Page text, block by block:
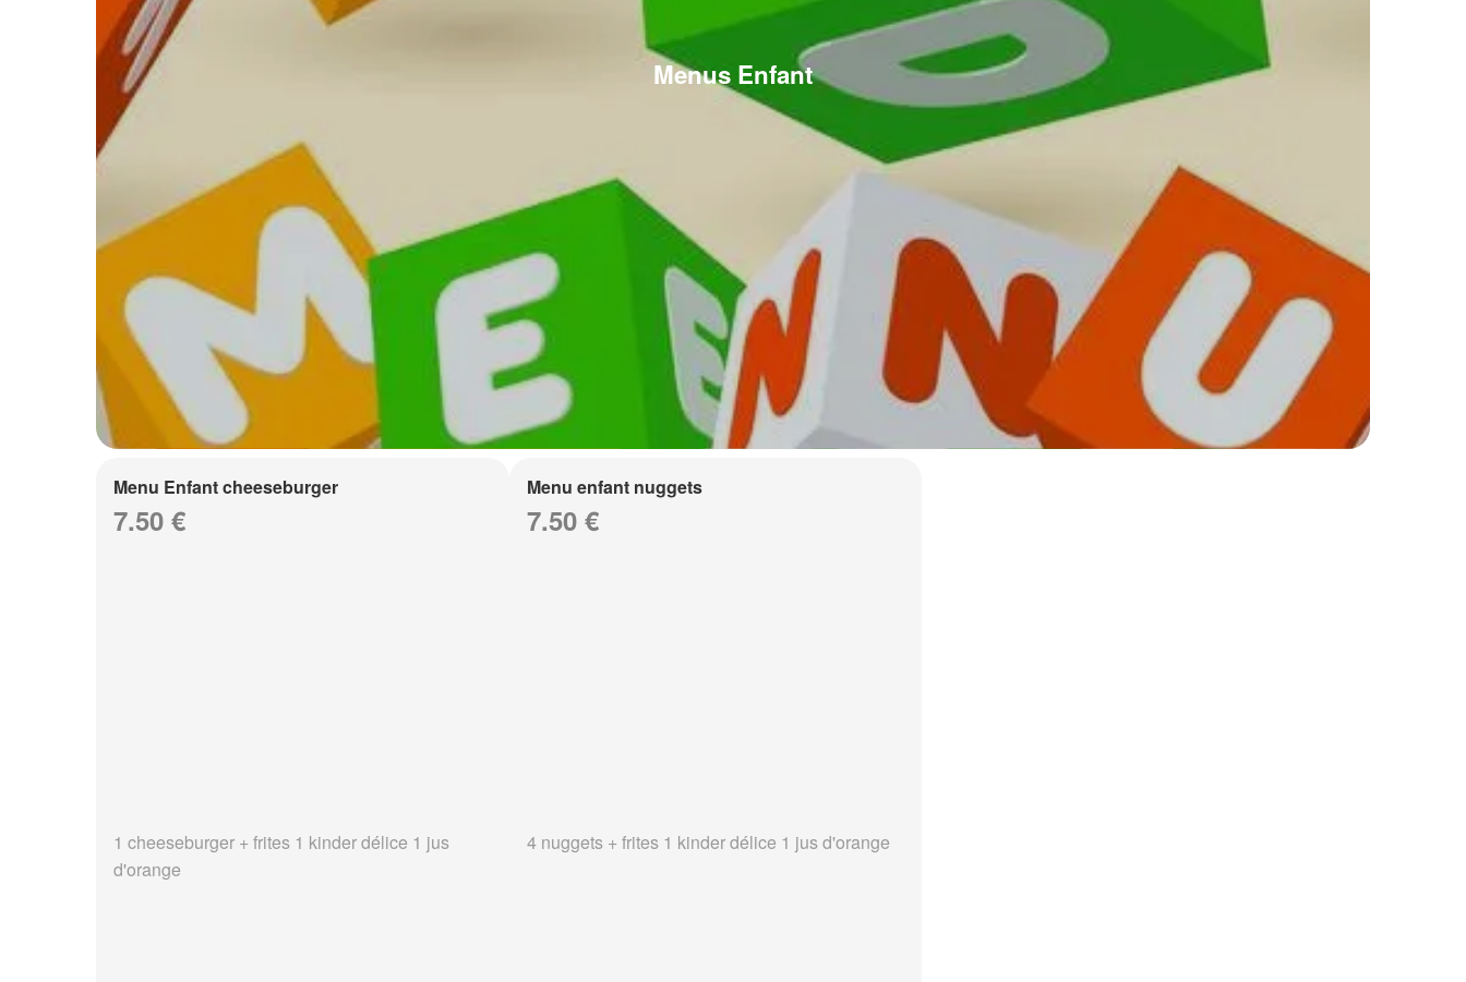
Menus Enfant
Menu Enfant cheeseburger
7.50 €
1 cheeseburger + frites 1 kinder délice 1 jus
d'orange
Menu enfant nuggets
7.50 €
4 nuggets + frites 1 kinder délice 1 jus d'orange